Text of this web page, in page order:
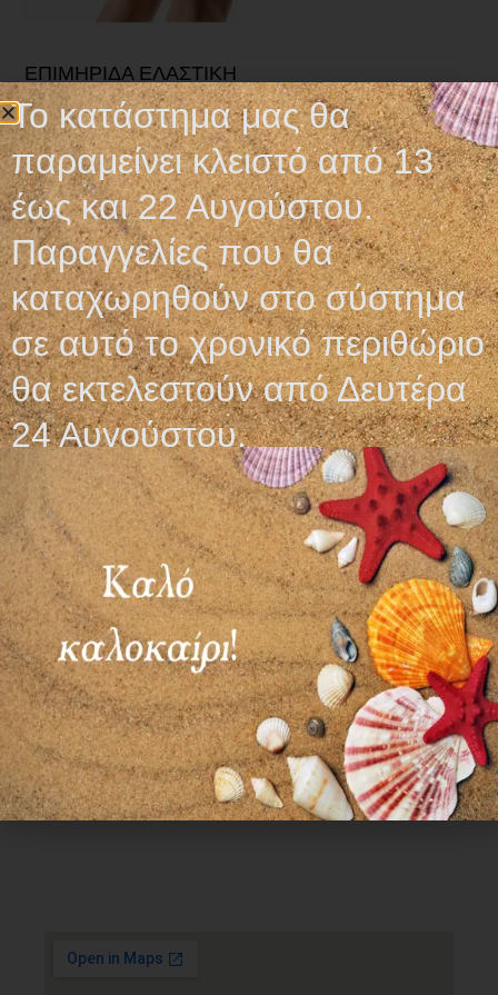
ΕΠΙΜΗΡΙΔΑ ΕΛΑΣΤΙΚΗ
9,95€
Επιλογή
Ωράριο λειτουργίας
ΕΙΔΙΚΟ ΘΕΡΙΝΟ ΩΡΑΡΙΟ
ΔΕΥ-ΠΑΡ: 09:00-14:30
ΣΑΒ – ΚΥΡ: ΚΛΕΙΣΤΑ
Χρήσιμα Links
Όροι Χρήσης
Πολιτική απορρήτου
Τρόποι πληρωμής
Τρόποι αποστολής
Πολιτική επιστροφών
Το κατάστημα μας θα
παραμείνει κλειστό από 13
έως και 22 Αυγούστου.
Παραγγελίες που θα
καταχωρηθούν στο σύστημα
σε αυτό το χρονικό περιθώριο
θα εκτελεστούν από Δευτέρα
24 Αυγούστου.